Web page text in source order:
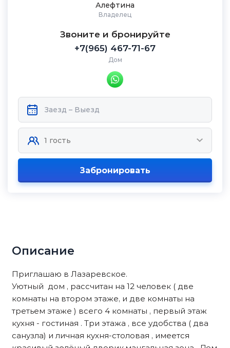
Алефтина
Владелец
Звоните и бронируйте
+7(965) 467-71-67
Дом
Забронировать
Описание
Приглашаю в Лазаревское.
Уютный дом , рассчитан на 12 человек ( две
комнаты на втором этаже, и две комнаты на
третьем этаже ) всего 4 комнаты , первый этаж
кухня - гостиная . Три этажа , все удобства ( два
санузла) и личная кухня-столовая , имеется